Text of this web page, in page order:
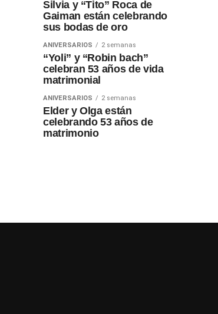
Silvia y “Tito” Roca de
Gaiman están celebrando
sus bodas de oro
ANIVERSARIOS 2 semanas
“Yoli” y “Robin bach”
celebran 53 años de vida
matrimonial
ANIVERSARIOS 2 semanas
Elder y Olga están
celebrando 53 años de
matrimonio